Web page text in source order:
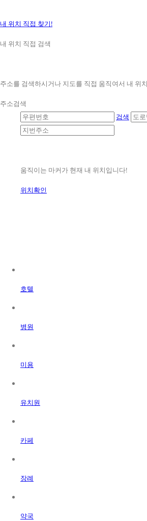
내 위치 직접 찾기!
내 위치 직접 검색
주소를 검색하시거나 지도를 직접 움직여서 내 위
주소검색
검색
움직이는 마커가 현재 내 위치입니다!
위치확인
호텔
병원
미용
유치원
카페
장례
약국